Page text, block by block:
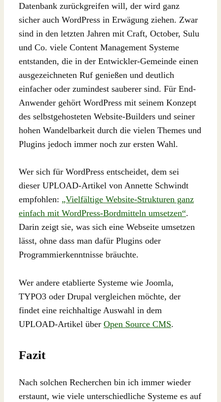
Datenbank zurückgreifen will, der wird ganz
sicher auch WordPress in Erwägung ziehen. Zwar
sind in den letzten Jahren mit Craft, October, Sulu
und Co. viele Content Management Systeme
entstanden, die in der Entwickler-Gemeinde einen
ausgezeichneten Ruf genießen und deutlich
einfacher oder zumindest sauberer sind. Für End-
Anwender gehört WordPress mit seinem Konzept
des selbstgehosteten Website-Builders und seiner
hohen Wandelbarkeit durch die vielen Themes und
Plugins jedoch immer noch zur ersten Wahl.
Wer sich für WordPress entscheidet, dem sei
dieser UPLOAD-Artikel von Annette Schwindt
empfohlen: „Vielfältige Website-Strukturen ganz
einfach mit WordPress-Bordmitteln umsetzen“.
Darin zeigt sie, was sich eine Webseite umsetzen
lässt, ohne dass man dafür Plugins oder
Programmierkenntnisse bräuchte.
Wer andere etablierte Systeme wie Joomla,
TYPO3 oder Drupal vergleichen möchte, der
findet eine reichhaltige Auswahl in dem
UPLOAD-Artikel über Open Source CMS.
Fazit
Nach solchen Recherchen bin ich immer wieder
erstaunt, wie viele unterschiedliche Systeme es auf